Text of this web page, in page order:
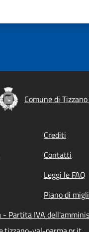
Comune di
Crediti
Contatti
Leggi le FAQ
Piano di
- Partita IVA